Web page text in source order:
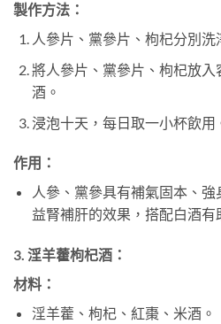
製作方法：
人參片、黨參片、枸杞分別洗
將人參片、黨參片、枸杞放入
酒。
浸泡十天，每日取一小杯飲用
作用：
人參、黨參具有補氣固本、
益腎補肝的效果，搭配白酒有
3. 淫羊藿枸杞酒：
材料：
淫羊藿、枸杞、紅棗、米酒。